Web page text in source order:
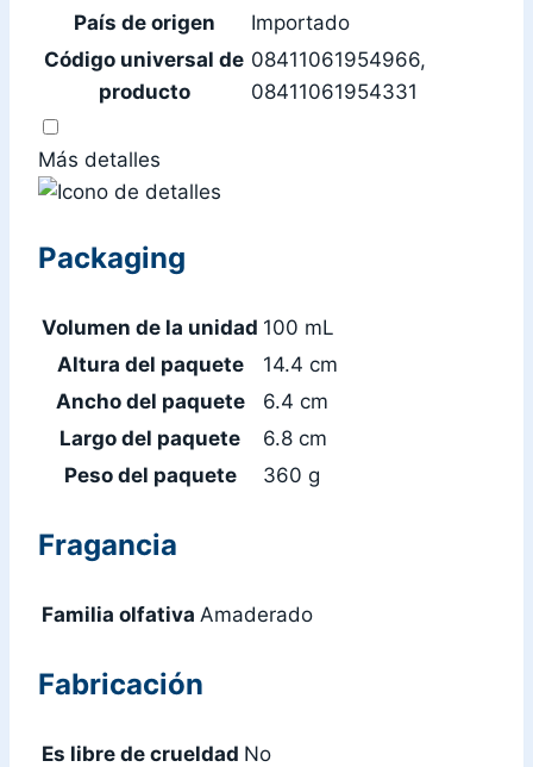
País de origen
Importado
Código universal de
producto
08411061954966,
08411061954331
Más detalles
Packaging
Volumen de la unidad 100 mL
Altura del paquete
14.4 cm
Ancho del paquete
6.4 cm
Largo del paquete
6.8 cm
Peso del paquete
360 g
Fragancia
Familia olfativa Amaderado
Fabricación
Es libre de crueldad No